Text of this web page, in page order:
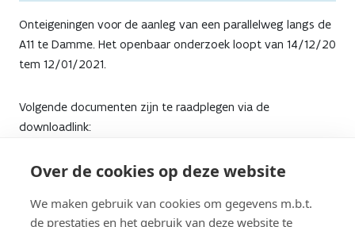
Over de cookies op deze website
We maken gebruik van cookies om gegevens m.b.t.
de prestaties en het gebruik van deze website te
onteigeningsbesluit
van
juli
onteigeningen
Onteigeningen voor de aanleg van een parallelweg langs de
A11 te Damme. Het openbaar onderzoek loopt van 14/12/20
tem 12/01/2021.
Volgende documenten zijn te raadplegen via de
downloadlink:
De aankondiging openbaar onderzoek
De projectnota onteigeningen